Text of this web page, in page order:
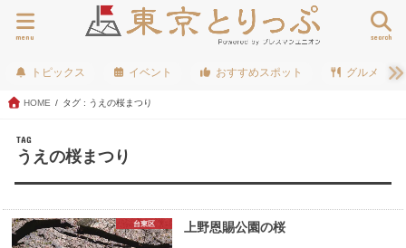
search
menu
トピックス イベント おすすめスポット グルメ
HOME タグ : うえの桜まつり
TAG
うえの桜まつり
台東区 上野恩賜公園の桜